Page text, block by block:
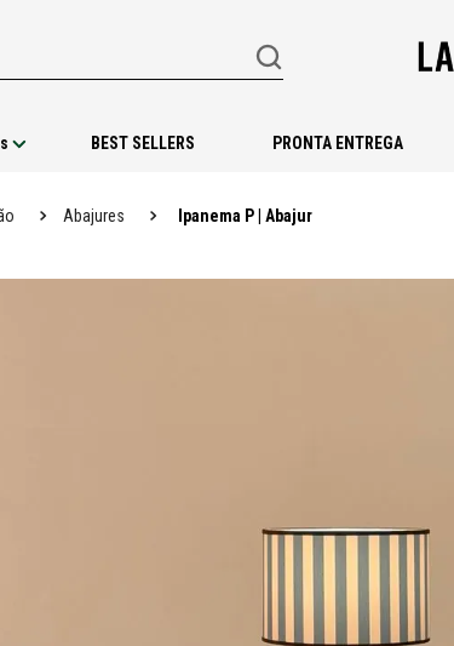
BEST SELLERS PRONTA ENTREGA
Abajures Ipanema P | Abajur